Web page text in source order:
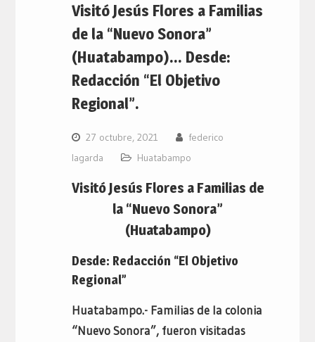
Visitó Jesús Flores a Familias
de la “Nuevo Sonora”
(Huatabampo)… Desde:
Redacción “El Objetivo
Regional”.
27 octubre, 2021
federico
lagarda
Huatabampo
Visitó Jesús Flores a Familias de
la “Nuevo Sonora”
(Huatabampo)
Desde: Redacción “El Objetivo
Regional”
Huatabampo.- Familias de la colonia
“Nuevo Sonora”, fueron visitadas